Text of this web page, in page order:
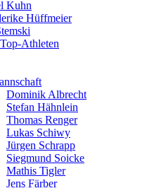
Kuhn
Hüffmeier
Athleten
Dominik Albrecht
Stefan Hähnlein
Thomas Renger
Lukas Schiwy
Jürgen Schrapp
Siegmund Soicke
Mathis Tigler
Jens Färber